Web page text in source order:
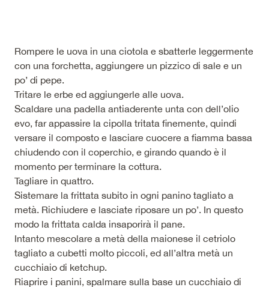
Rompere le uova in una ciotola e sbatterle leggermente
con una forchetta, aggiungere un pizzico di sale e un
po’ di pepe.
Tritare le erbe ed aggiungerle alle uova.
Scaldare una padella antiaderente unta con dell’olio
evo, far appassire la cipolla tritata finemente, quindi
versare il composto e lasciare cuocere a fiamma bassa
chiudendo con il coperchio, e girando quando è il
momento per terminare la cottura.
Tagliare in quattro.
Sistemare la frittata subito in ogni panino tagliato a
metà. Richiudere e lasciate riposare un po’. In questo
modo la frittata calda insaporirà il pane.
Intanto mescolare a metà della maionese il cetriolo
tagliato a cubetti molto piccoli, ed all’altra metà un
cucchiaio di ketchup.
Riaprire i panini, spalmare sulla base un cucchiaio di